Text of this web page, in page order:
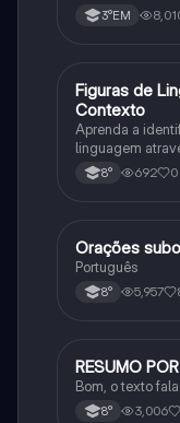
3°EM
FPortuguês
Figuras de
Contexto
Aprenda a
linguagem
8° 692 0
Português
Orações
Português
8° 5,957
Português
RESUMO
Bom, o texto
8° 3,006